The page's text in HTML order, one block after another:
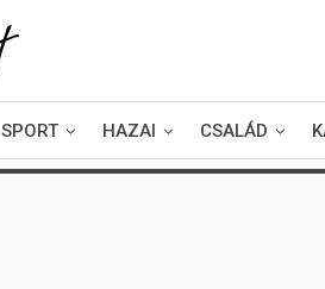
SPORT HAZAI CSALÁD